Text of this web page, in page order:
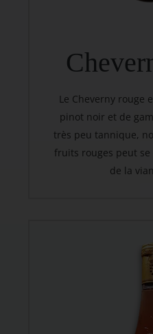
Le Cheverny rouge
pinot noir et de
très peu tannique,
fruits rouges peut
de la